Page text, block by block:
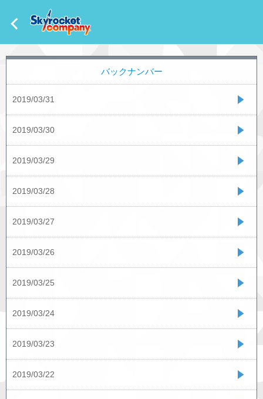
バックナンバー
2019/03/31
2019/03/30
2019/03/29
2019/03/28
2019/03/27
2019/03/26
2019/03/25
2019/03/24
2019/03/23
2019/03/22